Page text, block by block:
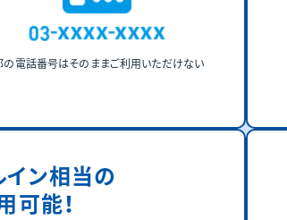
の電話番号はそのままご利用いただけない
イン相当の
可能！